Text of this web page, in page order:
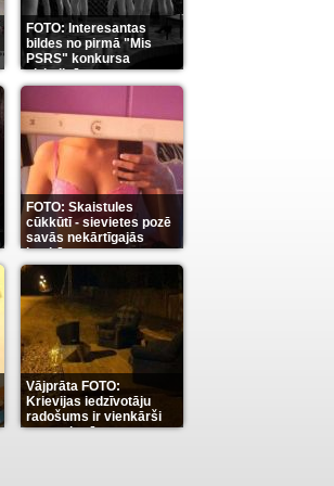
FOTO: Interesantas
bildes no pirmā "Mis
PSRS" konkursa
aizkulisēm(12)
FOTO: Skaistules
cūkkūtī - sievietes pozē
savās nekārtīgajās
istabās(12)
Vājprāta FOTO:
Krievijas iedzīvotāju
radošums ir vienkārši
neaprakstāms(7)